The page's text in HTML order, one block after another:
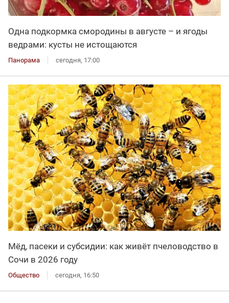
Одна подкормка смородины в августе – и ягоды
ведрами: кусты не истощаются
Панорама сегодня, 17:00
Мёд, пасеки и субсидии: как живёт пчеловодство в
Сочи в 2026 году
Общество сегодня, 16:50